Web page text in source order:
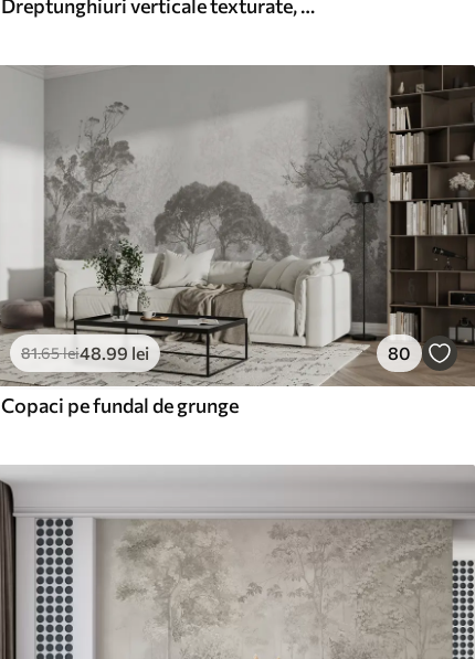
Dreptunghiuri verticale texturate, cu transparență variabilă și nuanțe de verde, artă abstractă
81.65lei48.99 lei 80
Copaci pe fundal de grunge